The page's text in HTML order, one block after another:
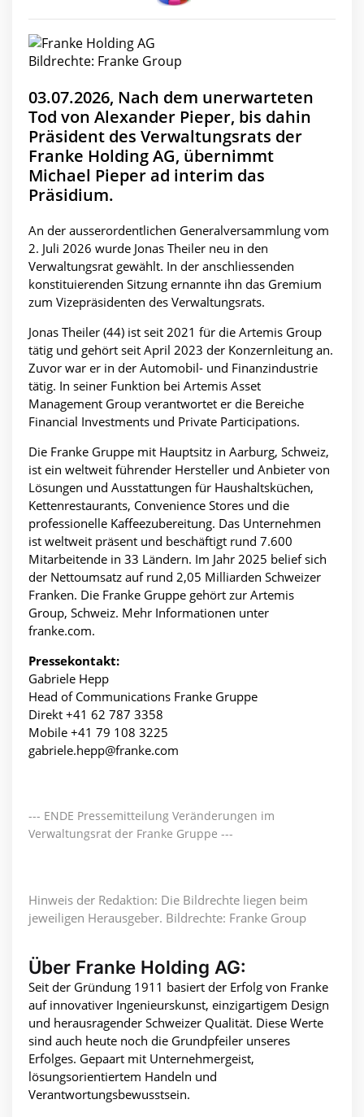
Bildrechte: Franke Group
03.07.2026, Nach dem unerwarteten
Tod von Alexander Pieper, bis dahin
Präsident des Verwaltungsrats der
Franke Holding AG, übernimmt
Michael Pieper ad interim das
Präsidium.
An der ausserordentlichen Generalversammlung vom
2. Juli 2026 wurde Jonas Theiler neu in den
Verwaltungsrat gewählt. In der anschliessenden
konstituierenden Sitzung ernannte ihn das Gremium
zum Vizepräsidenten des Verwaltungsrats.
Jonas Theiler (44) ist seit 2021 für die Artemis Group
tätig und gehört seit April 2023 der Konzernleitung an.
Zuvor war er in der Automobil- und Finanzindustrie
tätig. In seiner Funktion bei Artemis Asset
Management Group verantwortet er die Bereiche
Financial Investments und Private Participations.
Die Franke Gruppe mit Hauptsitz in Aarburg, Schweiz,
ist ein weltweit führender Hersteller und Anbieter von
Lösungen und Ausstattungen für Haushaltsküchen,
Kettenrestaurants, Convenience Stores und die
professionelle Kaffeezubereitung. Das Unternehmen
ist weltweit präsent und beschäftigt rund 7.600
Mitarbeitende in 33 Ländern. Im Jahr 2025 belief sich
der Nettoumsatz auf rund 2,05 Milliarden Schweizer
Franken. Die Franke Gruppe gehört zur Artemis
Group, Schweiz. Mehr Informationen unter
franke.com.
Pressekontakt:
Gabriele Hepp
Head of Communications Franke Gruppe
Direkt +41 62 787 3358
Mobile +41 79 108 3225
gabriele.hepp@franke.com
--- ENDE Pressemitteilung Veränderungen im
Verwaltungsrat der Franke Gruppe ---
Hinweis der Redaktion: Die Bildrechte liegen beim
jeweiligen Herausgeber. Bildrechte: Franke Group
Über Franke Holding AG:
Seit der Gründung 1911 basiert der Erfolg von Franke
auf innovativer Ingenieurskunst, einzigartigem Design
und herausragender Schweizer Qualität. Diese Werte
sind auch heute noch die Grundpfeiler unseres
Erfolges. Gepaart mit Unternehmergeist,
lösungsorientiertem Handeln und
Verantwortungsbewusstsein.